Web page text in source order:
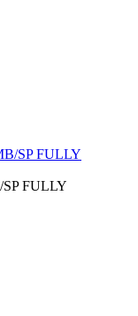
FULLY